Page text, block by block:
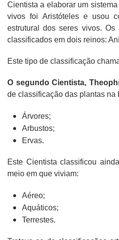
Cientista a elaborar um
vivos foi Aristóteles e usou
estrutural dos seres vivos.
classificados em dois reinos:
Este tipo de classificação
O segundo Cientista,
de classificação das plantas na
Árvores;
Arbustos;
Ervas.
Este Cientista classificou
meio em que viviam:
Aéreo;
Aquáticos;
Terrestes.